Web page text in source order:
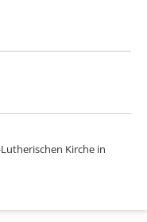
Kirche in